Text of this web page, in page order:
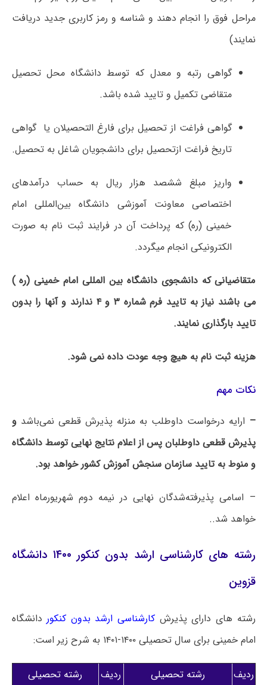
مراحل فوق را انجام دهند و شناسه و رمز کاربری جدید دریافت
نمایند)
گواهی رتبه و معدل که توسط دانشگاه محل تحصیل
متقاضی تکمیل و تایید شده باشد.
گواهی فراغت از تحصیل برای فارغ التحصیلان یا گواهی
تاریخ فراغت ازتحصیل برای دانشجویان شاغل به تحصیل.
واریز مبلغ ششصد هزار ریال به حساب درآمدهای
اختصاصی معاونت آموزشی دانشگاه بین‌المللی امام
خمینی (ره) که پرداخت آن در فرایند ثبت نام به صورت
الکترونیکی انجام می­گردد.
متقاضیانی که دانشجوی دانشگاه بین المللی امام خمینی (ره )
می باشند نیاز به تایید فرم شماره ۳ و ۴ ندارند و آنها را بدون
تایید بارگذاری نمایند.
هزینه ثبت نام به هیچ وجه عودت داده نمی­ شود.
نکات مهم
– ارایه درخواست داوطلب به منزله پذیرش قطعی نمی‌باشد و
پذیرش قطعی داوطلبان پس از اعلام نتایج نهایی توسط دانشگاه
و منوط به تایید سازمان سنجش آموزش کشور خواهد بود.
– اسامی پذیرفته‌شدگان نهایی در نیمه دوم شهریورماه اعلام
خواهد شد..
رشته های کارشناسی ارشد بدون کنکور ۱۴۰۰ دانشگاه
قزوین
رشته های دارای پذیرش کارشناسی ارشد بدون کنکوردانشگاه
امام خمینی برای سال تحصیلی ۱۴۰۰-۱۴۰۱ به شرح زیر است:
ردیف رشته تحصیلی ردیف
رشته تحصیلی